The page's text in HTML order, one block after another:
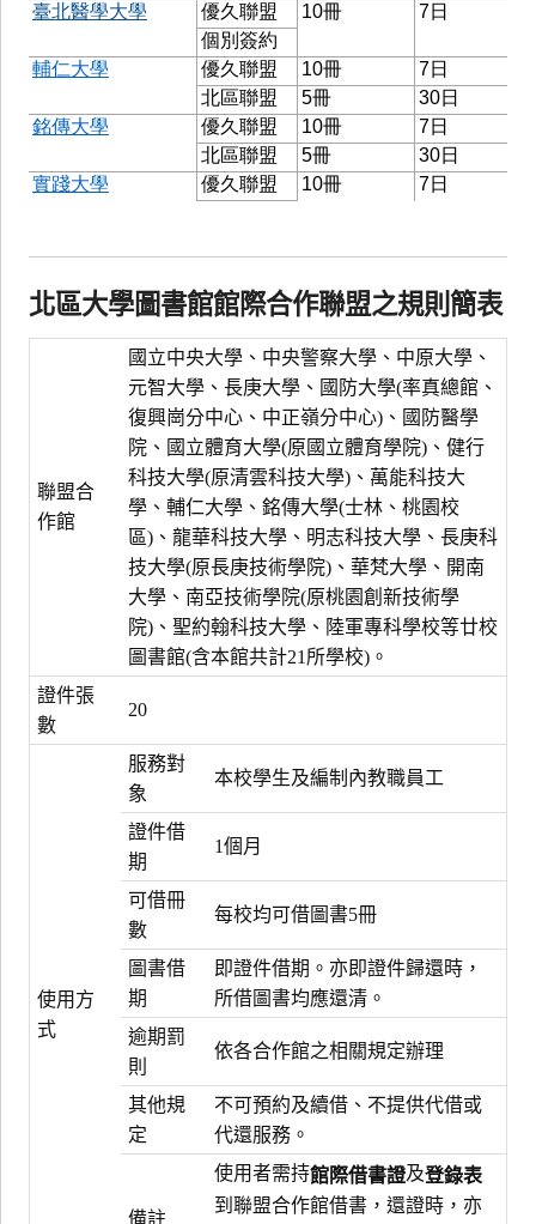
北區大學圖書館館際合作聯盟之規則簡表
聯盟合
作館
國立中央大學、中央警察大學、中原大學、
元智大學、長庚大學、國防大學(率真總館、
復興崗分中心、中正嶺分中心)、國防醫學
院、國立體育大學(原國立體育學院)、健行
科技大學(原清雲科技大學)、萬能科技大
學、輔仁大學、銘傳大學(士林、桃園校
區)、龍華科技大學、明志科技大學、長庚科
技大學(原長庚技術學院)、華梵大學、開南
大學、南亞技術學院(原桃園創新技術學
院)、聖約翰科技大學、陸軍專科學校等廿校
圖書館(含本館共計21所學校)。
證件張
數
20
使用方
式
服務對
象
本校學生及編制內教職員工
證件借
期
1個月
可借冊
數
每校均可借圖書5冊
圖書借
期
即證件借期。亦即證件歸還時，
所借圖書均應還清。
逾期罰
則
依各合作館之相關規定辦理
其他規
定
不可預約及續借、不提供代借或
代還服務。
備註
使用者需持館際借書證及登錄表
到聯盟合作館借書，還證時，亦